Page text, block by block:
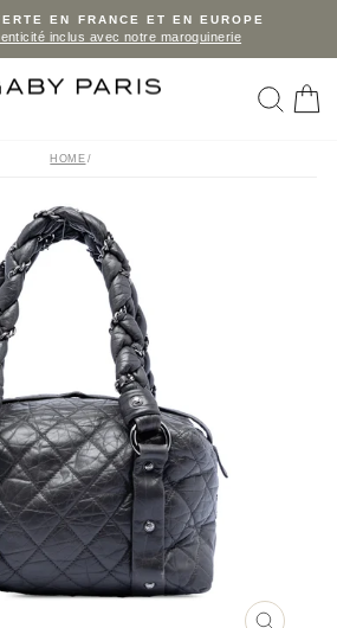
Pause
EN FRANCE ET EN EUROPE
inclus avec notre maroquinerie
HOME /